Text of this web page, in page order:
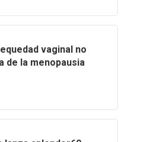
vaginal no
de la menopausia